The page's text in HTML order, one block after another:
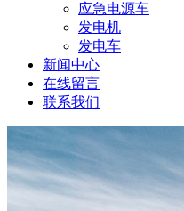
应急电源车
发电机
发电车
新闻中心
在线留言
联系我们